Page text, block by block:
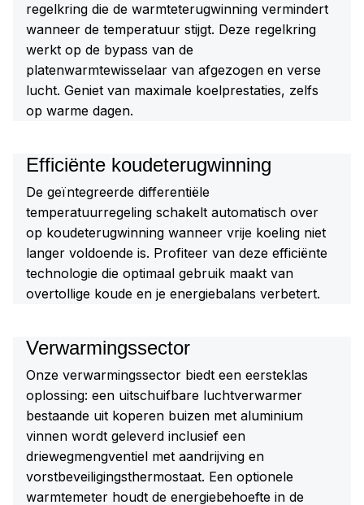
regelkring die de warmteterugwinning vermindert
wanneer de temperatuur stijgt. Deze regelkring
werkt op de bypass van de
platenwarmtewisselaar van afgezogen en verse
lucht. Geniet van maximale koelprestaties, zelfs
op warme dagen.
Efficiënte koudeterugwinning
De geïntegreerde differentiële
temperatuurregeling schakelt automatisch over
op koudeterugwinning wanneer vrije koeling niet
langer voldoende is. Profiteer van deze efficiënte
technologie die optimaal gebruik maakt van
overtollige koude en je energiebalans verbetert.
Verwarmingssector
Onze verwarmingssector biedt een eersteklas
oplossing: een uitschuifbare luchtverwarmer
bestaande uit koperen buizen met aluminium
vinnen wordt geleverd inclusief een
driewegmengventiel met aandrijving en
vorstbeveiligingsthermostaat. Een optionele
warmtemeter houdt de energiebehoefte in de